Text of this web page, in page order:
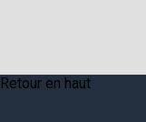
Retour en haut